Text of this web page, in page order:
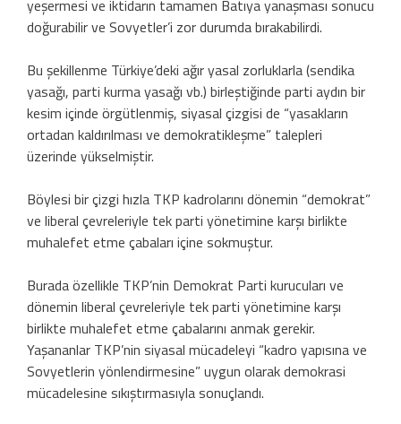
yeşermesi ve iktidarın tamamen Batıya yanaşması sonucu
doğurabilir ve Sovyetler’i zor durumda bırakabilirdi.
Bu şekillenme Türkiye’deki ağır yasal zorluklarla (sendika
yasağı, parti kurma yasağı vb.) birleştiğinde parti aydın bir
kesim içinde örgütlenmiş, siyasal çizgisi de “yasakların
ortadan kaldırılması ve demokratikleşme” talepleri
üzerinde yükselmiştir.
Böylesi bir çizgi hızla TKP kadrolarını dönemin “demokrat”
ve liberal çevreleriyle tek parti yönetimine karşı birlikte
muhalefet etme çabaları içine sokmuştur.
Burada özellikle TKP’nin Demokrat Parti kurucuları ve
dönemin liberal çevreleriyle tek parti yönetimine karşı
birlikte muhalefet etme çabalarını anmak gerekir.
Yaşananlar TKP’nin siyasal mücadeleyi “kadro yapısına ve
Sovyetlerin yönlendirmesine” uygun olarak demokrasi
mücadelesine sıkıştırmasıyla sonuçlandı.